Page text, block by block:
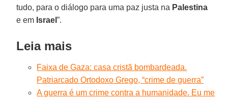
tudo, para o diálogo para uma paz justa na Palestina
e em Israel”.
Leia mais
Faixa de Gaza: casa cristã bombardeada.
Patriarcado Ortodoxo Grego, “crime de guerra”
A guerra é um crime contra a humanidade. Eu me